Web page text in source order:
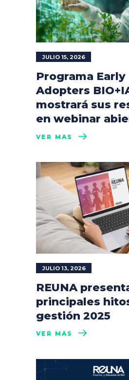
JULIO 15, 2026
Programa Early
Adopters
mostrará sus
en webinar
VER MÁS
JULIO 13, 2026
REUNA
principales
gestión 2025
VER MÁS